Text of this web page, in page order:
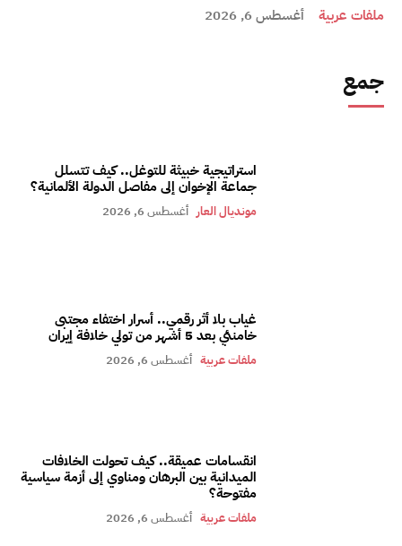
ملفات عربية أغسطس 6, 2026
جمع
استراتيجية خبيثة للتوغل.. كيف تتسلل
جماعة الإخوان إلى مفاصل الدولة الألمانية؟
مونديال العار أغسطس 6, 2026
غياب بلا أثر رقمي.. أسرار اختفاء مجتبى
خامنئي بعد 5 أشهر من تولي خلافة إيران
ملفات عربية أغسطس 6, 2026
انقسامات عميقة.. كيف تحولت الخلافات
الميدانية بين البرهان ومناوي إلى أزمة سياسية
مفتوحة؟
ملفات عربية أغسطس 6, 2026